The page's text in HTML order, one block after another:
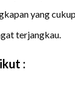
yang
terjangkau.
: